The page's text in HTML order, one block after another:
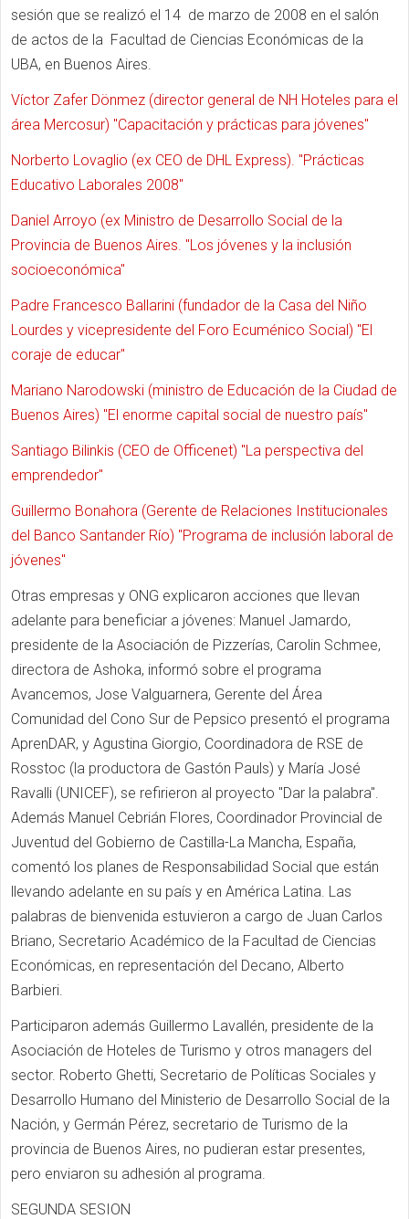
sesión que se realizó el 14 de marzo de 2008 en el salón
de actos de la Facultad de Ciencias Económicas de la
UBA, en Buenos Aires.
Víctor Zafer Dönmez (director general de NH Hoteles para el
área Mercosur) "Capacitación y prácticas para jóvenes"
Norberto Lovaglio (ex CEO de DHL Express). "Prácticas
Educativo Laborales 2008"
Daniel Arroyo (ex Ministro de Desarrollo Social de la
Provincia de Buenos Aires. "Los jóvenes y la inclusión
socioeconómica"
Padre Francesco Ballarini (fundador de la Casa del Niño
Lourdes y vicepresidente del Foro Ecuménico Social) "El
coraje de educar"
Mariano Narodowski (ministro de Educación de la Ciudad de
Buenos Aires) "El enorme capital social de nuestro país"
Santiago Bilinkis (CEO de Officenet) "La perspectiva del
emprendedor"
Guillermo Bonahora (Gerente de Relaciones Institucionales
del Banco Santander Río) "Programa de inclusión laboral de
jóvenes"
Otras empresas y ONG explicaron acciones que llevan
adelante para beneficiar a jóvenes: Manuel Jamardo,
presidente de la Asociación de Pizzerías, Carolin Schmee,
directora de Ashoka, informó sobre el programa
Avancemos, Jose Valguarnera, Gerente del Área
Comunidad del Cono Sur de Pepsico presentó el programa
AprenDAR, y Agustina Giorgio, Coordinadora de RSE de
Rosstoc (la productora de Gastón Pauls) y María José
Ravalli (UNICEF), se refirieron al proyecto "Dar la palabra".
Además Manuel Cebrián Flores, Coordinador Provincial de
Juventud del Gobierno de Castilla-La Mancha, España,
comentó los planes de Responsabilidad Social que están
llevando adelante en su país y en América Latina. Las
palabras de bienvenida estuvieron a cargo de Juan Carlos
Briano, Secretario Académico de la Facultad de Ciencias
Económicas, en representación del Decano, Alberto
Barbieri.
Participaron además Guillermo Lavallén, presidente de la
Asociación de Hoteles de Turismo y otros managers del
sector. Roberto Ghetti, Secretario de Políticas Sociales y
Desarrollo Humano del Ministerio de Desarrollo Social de la
Nación, y Germán Pérez, secretario de Turismo de la
provincia de Buenos Aires, no pudieran estar presentes,
pero enviaron su adhesión al programa.
SEGUNDA SESION